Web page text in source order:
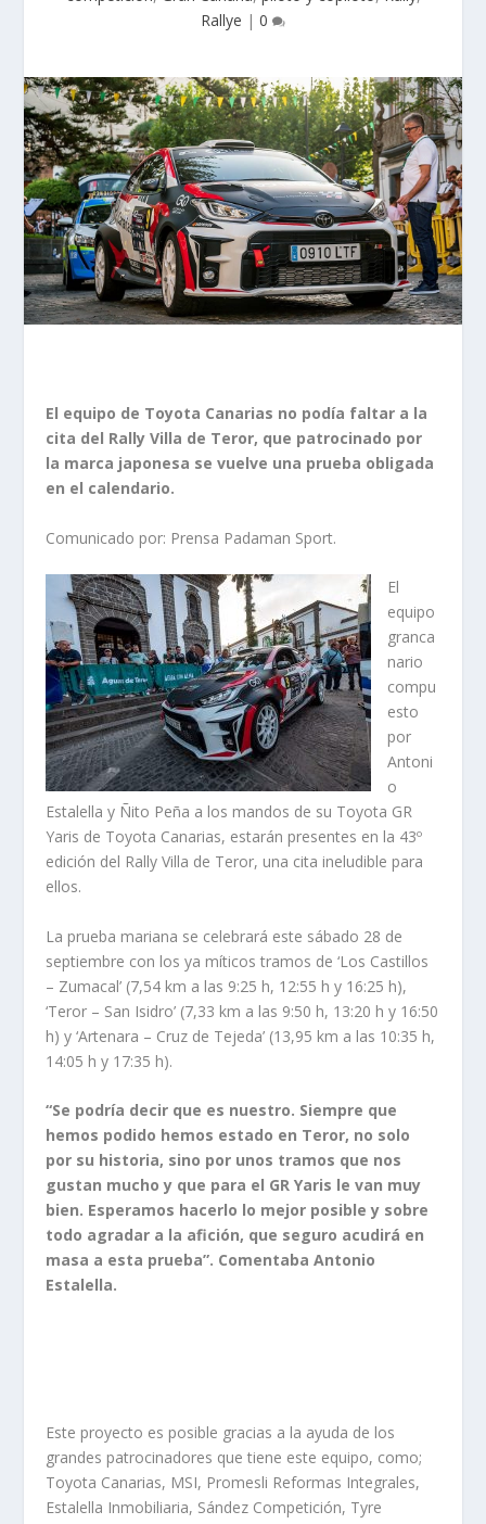
Rallye | 0
El equipo de Toyota Canarias no podía faltar a la
cita del Rally Villa de Teror, que patrocinado por
la marca japonesa se vuelve una prueba obligada
en el calendario.
Comunicado por: Prensa Padaman Sport.
El
equipo
granca
nario
compu
esto
por
Antoni
o
Estalella y Ñito Peña a los mandos de su Toyota GR
Yaris de Toyota Canarias, estarán presentes en la 43º
edición del Rally Villa de Teror, una cita ineludible para
ellos.
La prueba mariana se celebrará este sábado 28 de
septiembre con los ya míticos tramos de ‘Los Castillos
– Zumacal’ (7,54 km a las 9:25 h, 12:55 h y 16:25 h),
‘Teror – San Isidro’ (7,33 km a las 9:50 h, 13:20 h y 16:50
h) y ‘Artenara – Cruz de Tejeda’ (13,95 km a las 10:35 h,
14:05 h y 17:35 h).
“Se podría decir que es nuestro. Siempre que
hemos podido hemos estado en Teror, no solo
por su historia, sino por unos tramos que nos
gustan mucho y que para el GR Yaris le van muy
bien. Esperamos hacerlo lo mejor posible y sobre
todo agradar a la afición, que seguro acudirá en
masa a esta prueba”. Comentaba Antonio
Estalella.
Este proyecto es posible gracias a la ayuda de los
grandes patrocinadores que tiene este equipo, como;
Toyota Canarias, MSI, Promesli Reformas Integrales,
Estalella Inmobiliaria, Sández Competición, Tyre